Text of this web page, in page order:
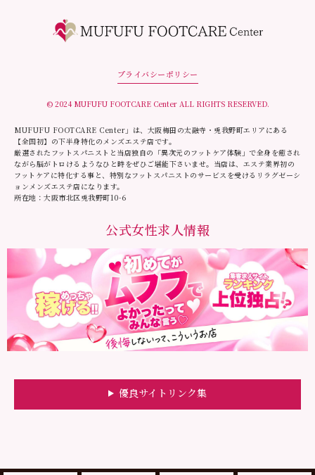
プライバシーポリシー
© 2024 MUFUFU FOOTCARE Center ALL RIGHTS RESERVED.
MUFUFU FOOTCARE Center」は、大阪梅田の太融寺・兎我野町エリアにある
【全国初】の下半身特化のメンズエステ店です。
厳選されたフットスパニストと当店独自の「異次元のフットケア体験」で全身を癒され
ながら脳がトロけるようなひと時をぜひご堪能下さいませ。当店は、エステ業界初の
フットケアに特化する事と、特別なフットスパニストのサービスを受けるリラグゼーシ
ョンメンズエステ店になります。
所在地：大阪市北区兎我野町10-6
公式女性求人情報
優良サイトリンク集